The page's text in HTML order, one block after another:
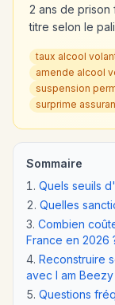
2 ans de prison
titre selon le
taux alcool
amende alcool
suspension
surprime
Sommaire
Quels seuils
Quelles
Combien
France en 2026
Reconstruire
avec I am Beezy
Questions